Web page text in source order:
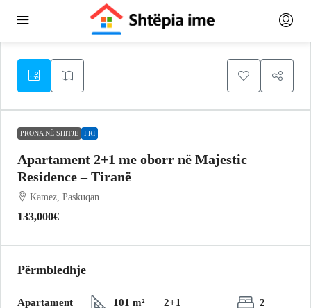
PRONA NË SHITJE I RI
Apartament 2+1 me oborr në Majestic
Residence – Tiranë
Kamez, Paskuqan
133,000€
Përmbledhje
Apartament
101 m²
2+1
2